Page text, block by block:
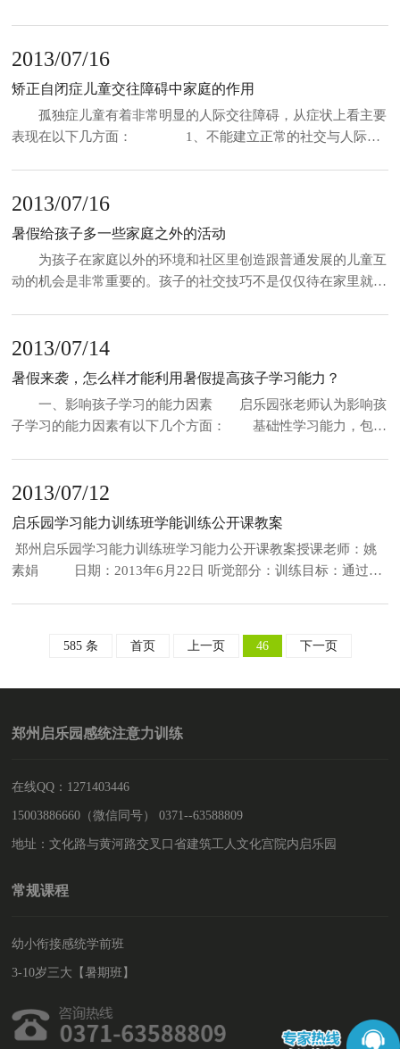
或家长做裁判。 2，在地上画一个大圆圈，甲队在里，乙队
一人就出圈，并由乙队得一分。 4，如果被甲队队员接住则
2013/07/16
矫正自闭症儿童交往障碍中家庭的作用
孤独症儿童有着非常明显的人际交往障碍，从症状上看主要
表现在以下几方面： 1、不能建立正常的社交与人际关
心，不肯与人有目光对视交流，并且不愿与人有身体上的接触。
3、孤独症儿童缺少体验新鲜事物的好奇心和兴趣，以及与别人
交往的意识
2013/07/16
暑假给孩子多一些家庭之外的活动
为孩子在家庭以外的环境和社区里创造跟普通发展的儿童互
动的机会是非常重要的。孩子的社交技巧不是仅仅待在家里就能
代孩子的玩伴跟孩子互动。你的孩子需要不断地有充分的机会在
一些方法: (1)约孩子一起游戏 约定时间让你的
2013/07/14
暑假来袭，怎么样才能利用暑假提高孩子学习能力？
一、影响孩子学习的能力因素 启乐园张老师认为影响孩
子学习的能力因素有以下几个方面： 基础性学习能力，包
情绪调整 二、如何提高孩子的学习能力 目前国内认
是基础 儿童动作的发展是其实践活动发展的基础，许多研究
表明，儿童
2013/07/12
启乐园学习能力训练班学能训练公开课教案
郑州启乐园学习能力训练班学习能力公开课教案授课老师：姚
素娟 日期：2013年6月22日 听觉部分：训练目标：通过听
585 条 首页 上一页 46 下一页
郑州启乐园感统注意力训练
在线QQ：1271403446
15003886660（微信同号） 0371--63588809
地址：文化路与黄河路交叉口省建筑工人文化宫院内启乐园
常规课程
幼小衔接感统学前班
3-10岁三大【暑期班】